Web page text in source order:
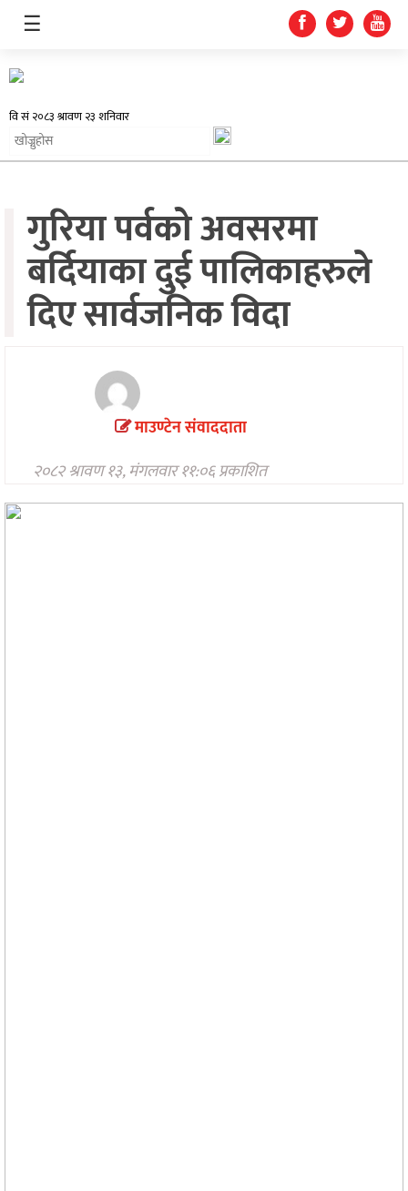
समाचार
प्रदेश
राजनीति
अर्थतन्त्र
अन्तर्राष्ट्रिय
अन्तरवार्ता/
विचार
☰
गुरिया पर्वको अवसरमा
बर्दियाका दुई पालिकाहरुले
दिए सार्वजनिक विदा
माउण्टेन संवाददाता
२०८२ श्रावण १३, मंगलवार ११:०६ प्रकाशित